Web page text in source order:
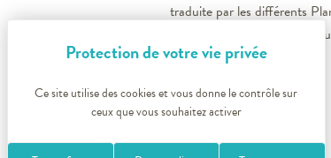
traduite par les différents
été investis par la Région
Ce site utilise des cookies et vous donne le contrôle sur
ceux que vous souhaitez activer